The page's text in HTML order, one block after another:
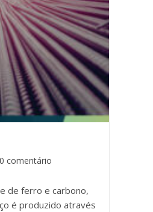
0 comentário
de ferro e carbono,
é produzido através